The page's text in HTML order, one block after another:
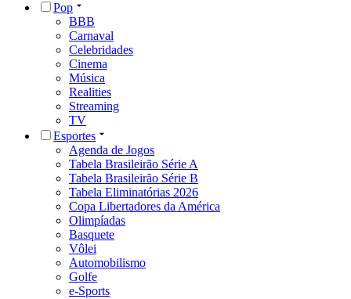
Pop
BBB
Carnaval
Celebridades
Cinema
Música
Realities
Streaming
TV
Esportes
Agenda de Jogos
Tabela Brasileirão Série A
Tabela Brasileirão Série B
Tabela Eliminatórias 2026
Copa Libertadores da América
Olimpíadas
Basquete
Vôlei
Automobilismo
Golfe
e-Sports